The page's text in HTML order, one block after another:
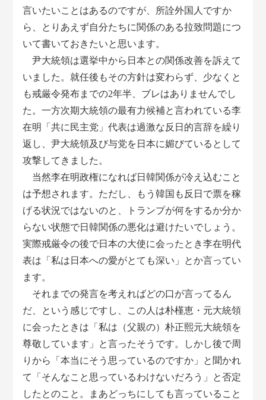
言いたいことはあるのですが、所詮外国人ですか
ら、とりあえず自分たちに関係のある拉致問題につ
いて書いておきたいと思います。
尹大統領は選挙中から日本との関係改善を訴えて
いました。就任後もその方針は変わらず、少なくと
も戒厳令発布までの2年半、ブレはありませんでし
た。一方次期大統領の最有力候補と言われている李
在明「共に民主党」代表は過激な反日的言辞を繰り
返し、尹大統領及び与党を日本に媚びているとして
攻撃してきました。
当然李在明政権になれば日韓関係が冷え込むこと
は予想されます。ただし、もう韓国も反日で票を稼
げる状況ではないのと、トランプが何をするか分か
らない状態で日韓関係の悪化は避けたいでしょう。
実際戒厳令の後で日本の大使に会ったとき李在明代
表は「私は日本への愛がとても深い」とか言ってい
ます。
それまでの発言を考えればどの口が言ってるん
だ、という感じですし、この人は朴槿恵・元大統領
に会ったときは「私は（父親の）朴正熙元大統領を
尊敬しています」と言ったそうです。しかし後で周
りから「本当にそう思っているのですか」と聞かれ
て「そんなこと思っているわけないだろう」と否定
したとのこと。まあどっちにしても言っていること